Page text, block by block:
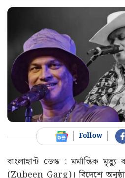
Follow
বাংলাহান্ট ডেস্ক : মর্মান্তিক
(Zubeen Garg)। বিদেশে